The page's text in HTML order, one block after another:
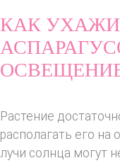
КАК
Растение
располагать его
лучи солнца могут